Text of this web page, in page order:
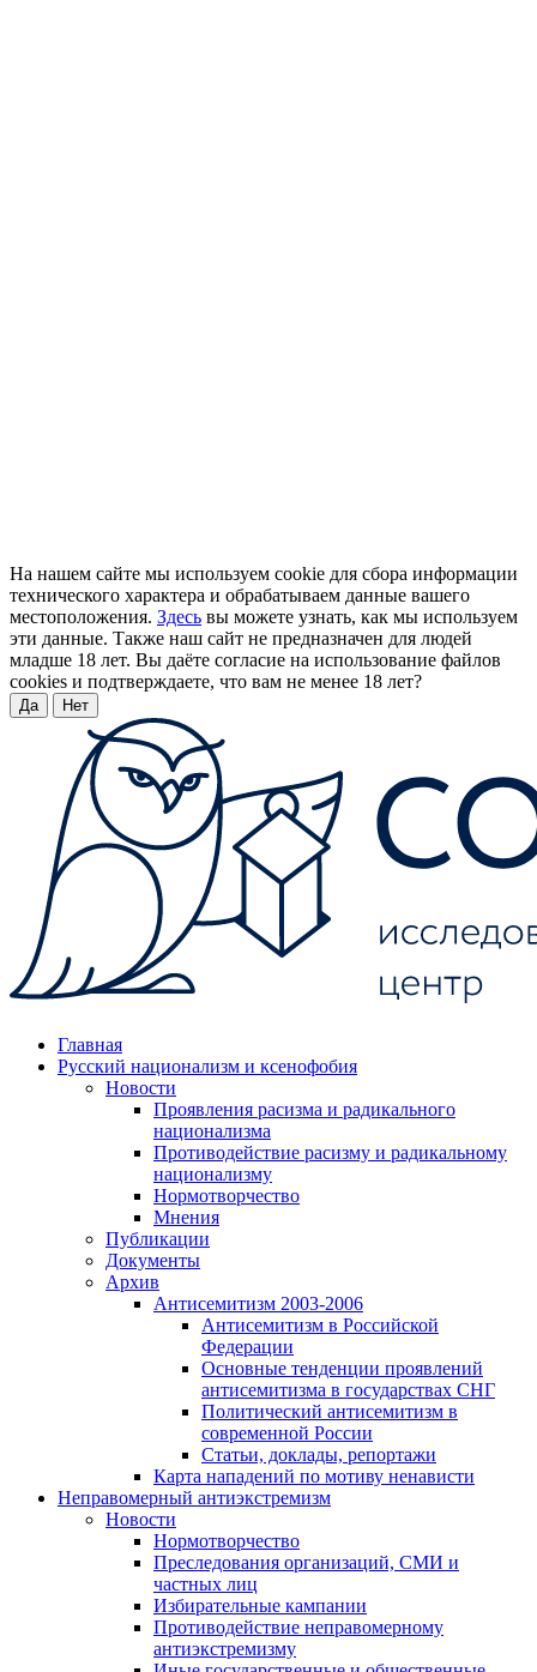
На нашем сайте мы используем cookie для сбора информации
технического характера и обрабатываем данные вашего
местоположения. Здесь вы можете узнать, как мы используем
эти данные. Также наш сайт не предназначен для людей
младше 18 лет. Вы даёте согласие на использование файлов
cookies и подтверждаете, что вам не менее 18 лет?
Да Нет
Главная
Русский национализм и ксенофобия
Новости
Проявления расизма и радикального
национализма
Противодействие расизму и радикальному
национализму
Нормотворчество
Мнения
Публикации
Документы
Архив
Антисемитизм 2003-2006
Антисемитизм в Российской
Федерации
Основные тенденции проявлений
антисемитизма в государствах СНГ
Политический антисемитизм в
современной России
Статьи, доклады, репортажи
Карта нападений по мотиву ненависти
Неправомерный антиэкстремизм
Новости
Нормотворчество
Преследования организаций, СМИ и
частных лиц
Избирательные кампании
Противодействие неправомерному
антиэкстремизму